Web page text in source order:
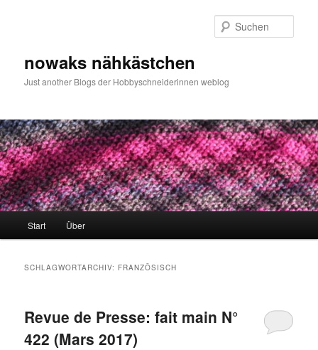
nowaks nähkästchen
Just another Blogs der Hobbyschneiderinnen weblog
Start Über
SCHLAGWORTARCHIV: FRANZÖSISCH
Revue de Presse: fait main N°
422 (Mars 2017)